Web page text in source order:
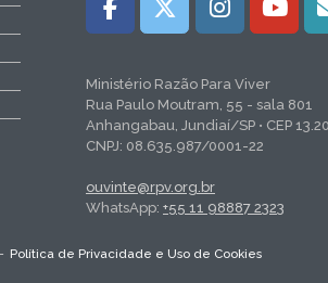
Ministério Razão Para Viver
Rua Paulo Moutram, 55 - sala 801
Anhangabau, Jundiaí/SP • CEP
CNPJ: 08.635.987/0001-22
ouvinte@rpv.org.br
WhatsApp: +55 11 98887 2323
Política de Privacidade e Uso de Cookies